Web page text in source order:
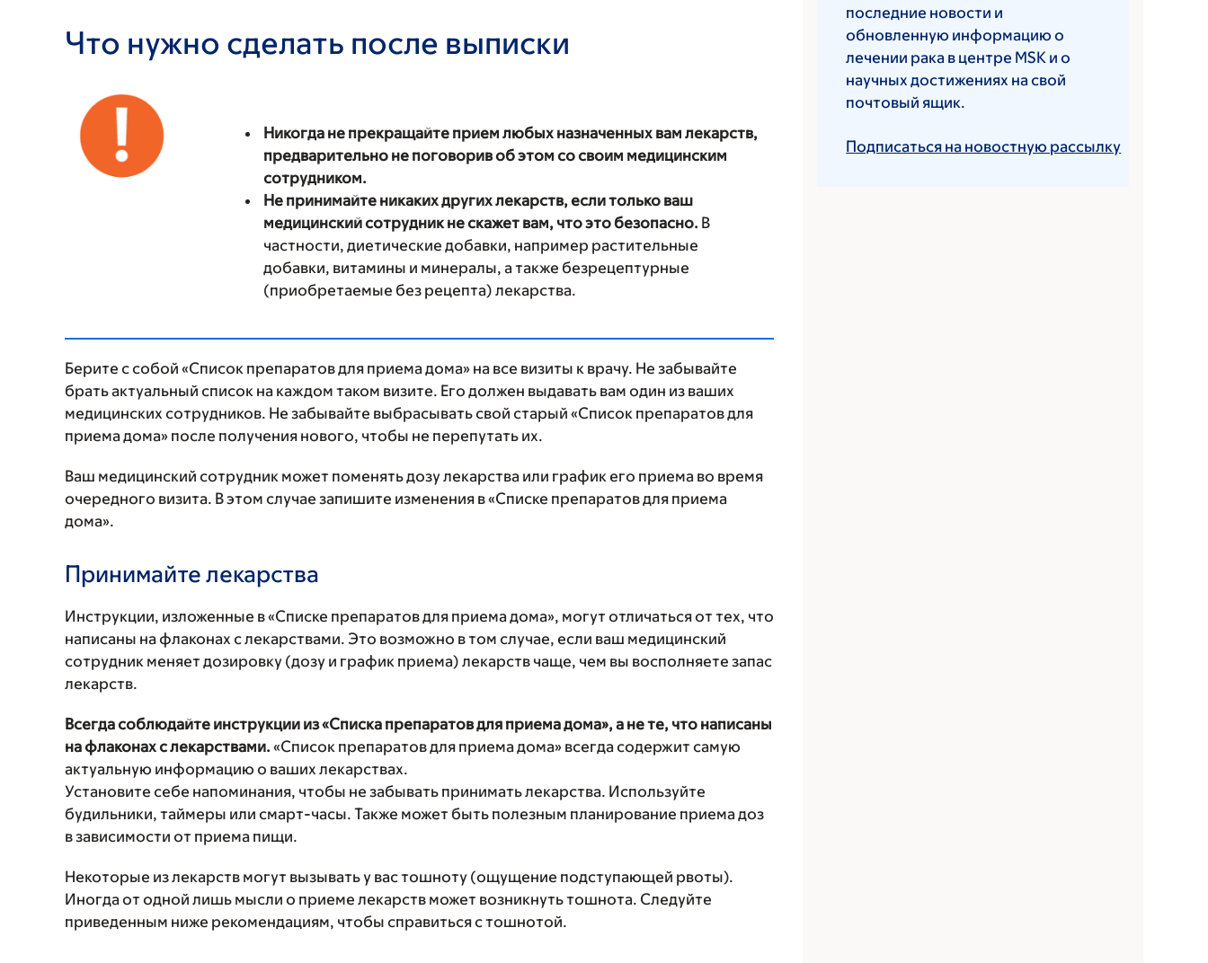
Что нужно сделать после выписки
Никогда не прекращайте прием любых назначенных вам лекарств,
предварительно не поговорив об этом со своим медицинским
сотрудником.
Не принимайте никаких других лекарств, если только ваш
медицинский сотрудник не скажет вам, что это безопасно. В
частности, диетические добавки, например растительные
добавки, витамины и минералы, а также безрецептурные
(приобретаемые без рецепта) лекарства.
Берите с собой «Список препаратов для приема дома» на все визиты к врачу. Не забывайте
брать актуальный список на каждом таком визите. Его должен выдавать вам один из ваших
медицинских сотрудников. Не забывайте выбрасывать свой старый «Список препаратов для
приема дома» после получения нового, чтобы не перепутать их.
Ваш медицинский сотрудник может поменять дозу лекарства или график его приема во время
очередного визита. В этом случае запишите изменения в «Списке препаратов для приема
дома».
Принимайте лекарства
Инструкции, изложенные в «Списке препаратов для приема дома», могут отличаться от тех, что
написаны на флаконах с лекарствами. Это возможно в том случае, если ваш медицинский
сотрудник меняет дозировку (дозу и график приема) лекарств чаще, чем вы восполняете запас
лекарств.
Всегда соблюдайте инструкции из «Списка препаратов для приема дома», а не те, что написаны
на флаконах с лекарствами. «Список препаратов для приема дома» всегда содержит самую
актуальную информацию о ваших лекарствах.
Установите себе напоминания, чтобы не забывать принимать лекарства. Используйте
будильники, таймеры или смарт-часы. Также может быть полезным планирование приема доз
в зависимости от приема пищи.
Некоторые из лекарств могут вызывать у вас тошноту (ощущение подступающей рвоты).
Иногда от одной лишь мысли о приеме лекарств может возникнуть тошнота. Следуйте
приведенным ниже рекомендациям, чтобы справиться с тошнотой.
последние новости и
обновленную информацию о
лечении рака в центре MSK и о
научных достижениях на свой
почтовый ящик.
Подписаться на новостную рассылку